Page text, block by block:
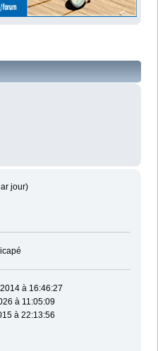
jour)
à 16:46:27
à 11:05:09
à 22:13:56